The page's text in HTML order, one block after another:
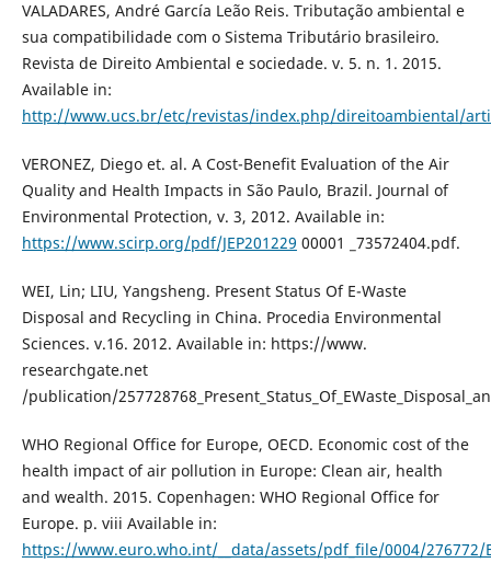
VALADARES, André García Leão Reis. Tributação ambiental e
sua compatibilidade com o Sistema Tributário brasileiro.
Revista de Direito Ambiental e sociedade. v. 5. n. 1. 2015.
Available in:
http://www.ucs.br/etc/revistas/index.php/direitoambiental/
VERONEZ, Diego et. al. A Cost-Benefit Evaluation of the Air
Quality and Health Impacts in São Paulo, Brazil. Journal of
Environmental Protection, v. 3, 2012. Available in:
https://www.scirp.org/pdf/JEP201229 00001 _73572404.pdf.
WEI, Lin; LIU, Yangsheng. Present Status Of E-Waste
Disposal and Recycling in China. Procedia Environmental
Sciences. v.16. 2012. Available in: https://www.
researchgate.net
/publication/
WHO Regional Office for Europe, OECD. Economic cost of the
health impact of air pollution in Europe: Clean air, health
and wealth. 2015. Copenhagen: WHO Regional Office for
Europe. p. viii Available in:
https://www.euro.who.int/__data/assets/pdf_file/0004/276772/